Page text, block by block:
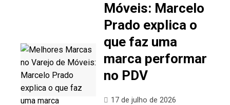
Móveis: Marcelo
Prado explica o
que faz uma
marca performar
no PDV
17 de julho de 2026